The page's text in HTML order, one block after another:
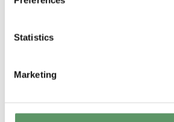
Statistics
Marketing